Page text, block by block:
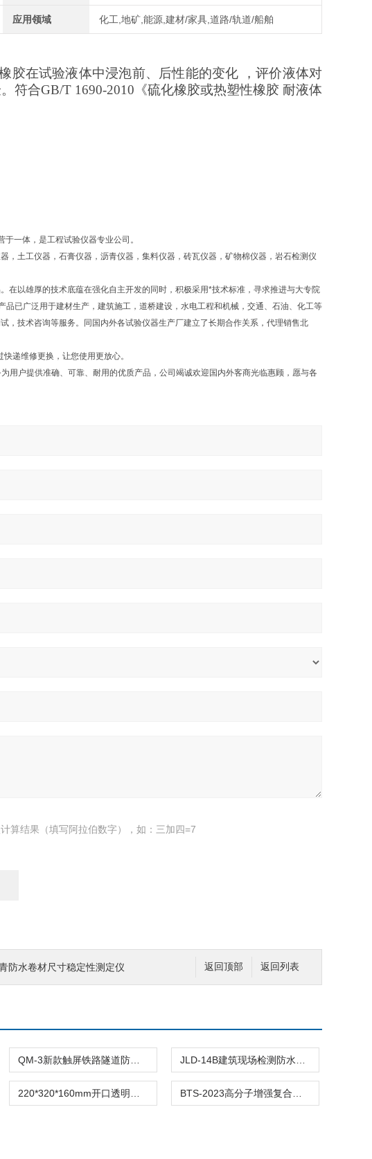
应用领域 化工,地矿,能源,建材/家具,道路/轨道/船舶
胶在试验液体中浸泡前、后性能的变化 ，评价液体对
符合GB/T 1690-2010《硫化橡胶或热塑性橡胶 耐液体
一体，是工程试验仪器专业公司。
土工仪器，石膏仪器，沥青仪器，集料仪器，砖瓦仪器，矿物棉仪器，岩石检测仪
在以雄厚的技术底蕴在强化自主开发的同时，积极采用*技术标准，寻求推进与大专院
已广泛用于建材生产，建筑施工，道桥建设，水电工程和机械，交通、石油、化工等
，技术咨询等服务。同国内外各试验仪器生产厂建立了长期合作关系，代理销售北
递维修更换，让您使用更放心。
户提供准确、可靠、耐用的优质产品，公司竭诚欢迎国内外客商光临惠顾，愿与各
算结果（填写阿拉伯数字），如：三加四=7
返回列表
返回顶部
防水卷材尺寸稳定性测定仪